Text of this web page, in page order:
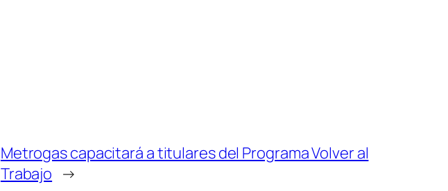
Metrogas capacitará a titulares del Programa Volver al
Trabajo →